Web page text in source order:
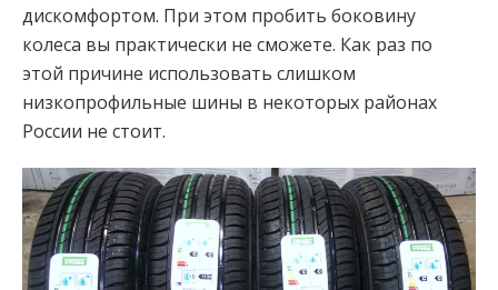
дискомфортом. При этом пробить боковину
колеса вы практически не сможете. Как раз по
этой причине использовать слишком
низкопрофильные шины в некоторых районах
России не стоит.